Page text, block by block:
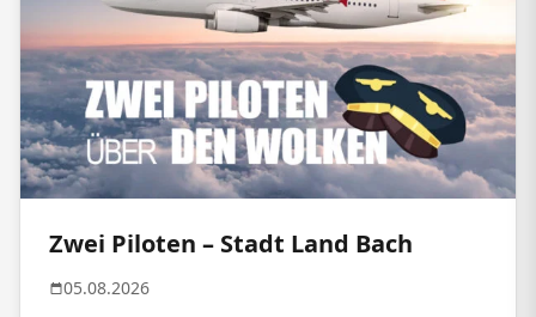
Zwei Piloten – Stadt Land Bach
05.08.2026